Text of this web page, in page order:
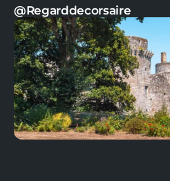
@Regarddecorsaire